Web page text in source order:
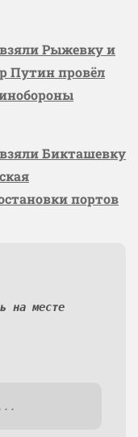
Рыжевку и
Путин провёл
Бикташевку
портов
на месте